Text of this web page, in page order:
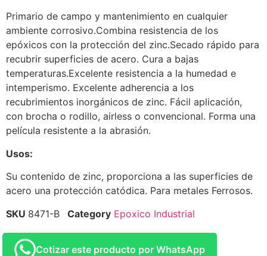
Primario de campo y mantenimiento en cualquier
ambiente corrosivo.Combina resistencia de los
epóxicos con la protección del zinc.Secado rápido para
recubrir superficies de acero. Cura a bajas
temperaturas.Excelente resistencia a la humedad e
intemperismo. Excelente adherencia a los
recubrimientos inorgánicos de zinc. Fácil aplicación,
con brocha o rodillo, airless o convencional. Forma una
película resistente a la abrasión.
Usos:
Su contenido de zinc, proporciona a las superficies de
acero una protección catódica. Para metales Ferrosos.
SKU 8471-B Category Epoxico Industrial
Cotizar este producto por WhatsApp